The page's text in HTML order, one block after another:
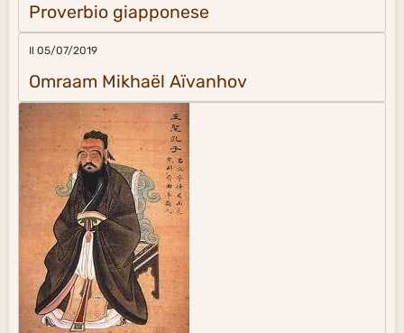
Proverbio giapponese
Il 05/07/2019
Omraam Mikhaël Aïvanhov